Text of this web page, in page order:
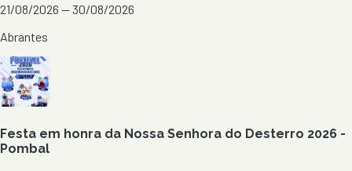
21/08/2026 — 30/08/2026
Abrantes
Festa em honra da Nossa Senhora do Desterro 2026 -
Pombal